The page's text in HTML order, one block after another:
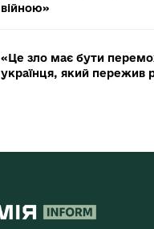
війною»
«Це зло має бути
українця, який пережив